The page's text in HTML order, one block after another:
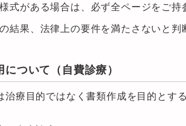
式がある場合は、必ず全ページをご持
結果、法律上の要件を満たさないと
について（自費診療）
治療目的ではなく書類作成を目的とす